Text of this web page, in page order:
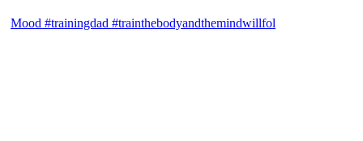
Mood #trainingdad #trainthebodyandthemindwillfol